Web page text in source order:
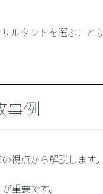
ルタントを選ぶこと
事例
視点から解説します。
重要です。